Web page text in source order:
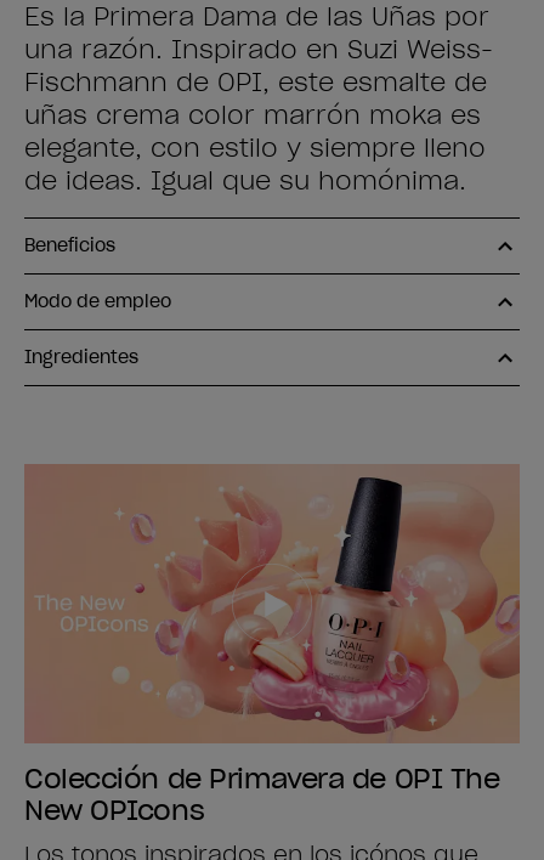
Es la Primera Dama de las Uñas por
una razón. Inspirado en Suzi Weiss-
Fischmann de OPI, este esmalte de
uñas crema color marrón moka es
elegante, con estilo y siempre lleno
de ideas. Igual que su homónima.
Beneficios
Modo de empleo
Ingredientes
Colección de Primavera de OPI The
New OPIcons
Los tonos inspirados en los icónos que